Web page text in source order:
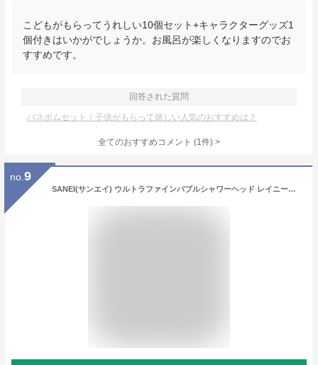
こどもがもらってうれしい10個セット+キャラクターグッズ1
個付きはいかがでしょうか。お風呂が楽しくなりますのでお
すすめです。
回答された質問
バスボムセット｜子供がもらって嬉しい人気のおすすめは？
全てのおすすめコメント (1件) >
no. 9
SANEI(サンエイ) ウルトラファインバブルシャワーヘッド レイニーメタリック 極細水流 手元ストップ 節水 日本製 PS3136-81XA-CDP シルバーメッキ